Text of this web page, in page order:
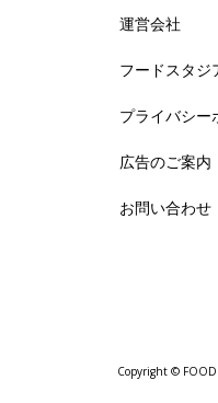
運営会社
フードスタジ
プライバシー
広告のご案内
お問い合わせ
Copyright © FOOD